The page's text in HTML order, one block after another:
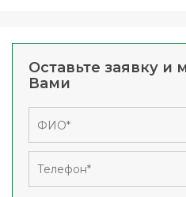
Оставьте заявку и
Вами